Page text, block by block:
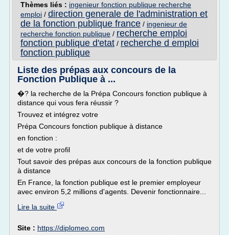
Thèmes liés : ingenieur fonction publique recherche
emploi / direction generale de l'administration et
de la fonction publique france / ingenieur de
recherche fonction publique / recherche emploi
fonction publique d'etat / recherche d emploi
fonction publique
Liste des prépas aux concours de la
Fonction Publique à ...
�? la recherche de la Prépa Concours fonction publique à
distance qui vous fera réussir ?
Trouvez et intégrez votre
Prépa Concours fonction publique à distance
en fonction :
et de votre profil
Tout savoir des prépas aux concours de la fonction publique
à distance
En France, la fonction publique est le premier employeur
avec environ 5,2 millions d'agents. Devenir fonctionnaire...
Lire la suite
Site : https://diplomeo.com